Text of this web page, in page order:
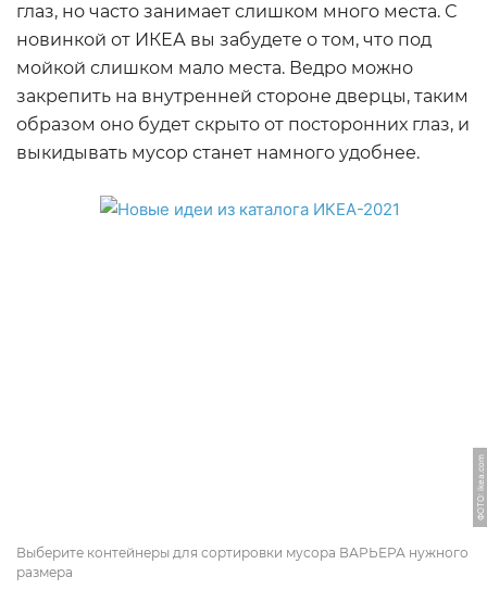
глаз, но часто занимает слишком много места. С
новинкой от ИКЕА вы забудете о том, что под
мойкой слишком мало места. Ведро можно
закрепить на внутренней стороне дверцы, таким
образом оно будет скрыто от посторонних глаз, и
выкидывать мусор станет намного удобнее.
ФОТО: ikea.com
Выберите контейнеры для сортировки мусора ВАРЬЕРА нужного
размера